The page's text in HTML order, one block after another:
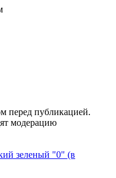
перед публикацией.
модерацию
зеленый "0" (в